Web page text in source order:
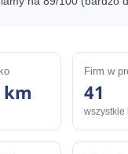
km
Firm w
41
wszystkie